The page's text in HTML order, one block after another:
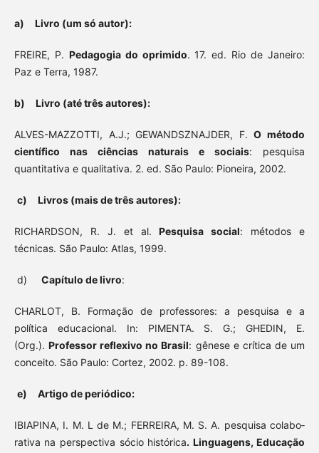
a) Livro (um só autor):
FREIRE, P. Pedagogia do oprimido. 17. ed. Rio de Janeiro:
Paz e Terra, 1987.
b) Livro (até três autores):
ALVES-MAZZOTTI, A.J.; GEWANDSZNAJDER, F.O método
cien­tífico nas ciências naturais e sociais: pesquisa
quantitativa e qualitativa. 2. ed. São Paulo: Pioneira, 2002.
c) Livros (mais de três autores):
RICHARDSON, R. J. et al.Pesquisa social: métodos e
técnicas. São Paulo: Atlas, 1999.
d) Capítulo de livro:
CHARLOT, B. Formação de professores: a pesquisa e a
política educacional. In: PIMENTA. S. G.; GHEDIN, E.
(Org.).Professor reflexivo no Brasil: gênese e crítica de um
conceito. São Paulo: Cortez, 2002. p. 89-108.
e) Artigo de periódico:
IBIAPINA, I. M. L de M.; FERREIRA, M. S. A. pesquisa colabo­
rativa na perspectiva sócio histórica. Linguagens, Educação